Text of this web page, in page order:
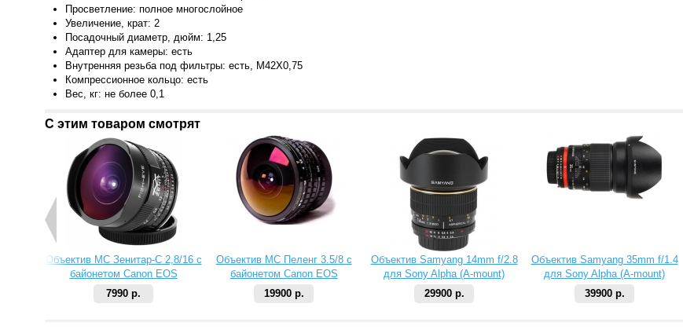
Просветление: полное многослойное
Увеличение, крат: 2
Посадочный диаметр, дюйм: 1,25
Адаптер для камеры: есть
Внутренняя резьба под фильтры: есть, M42X0,75
Компрессионное кольцо: есть
Вес, кг: не более 0,1
С этим товаром смотрят
Объектив МС Зенитар-C 2,8/16 с
байонетом Canon EOS
7990 р.
Объектив МС Пеленг 3.5/8 с
байонетом Canon EOS
19900 р.
Объектив Samyang 14mm f/2.8
для Sony Alpha (A-mount)
29900 р.
Объектив Samyang 35mm f/1.4
для Sony Alpha (A-mount)
39900 р.